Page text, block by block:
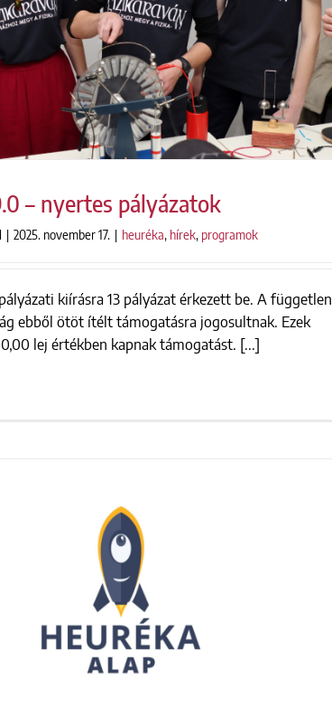
9.0 – nyertes pályázatok
– nyertes pályázatok
| 2025. november 17. | heuréka, hírek, programok
kiírásra 13 pályázat érkezett be. A független
ebből ötöt ítélt támogatásra jogosultnak. Ezek
lej értékben kapnak támogatást. [...]